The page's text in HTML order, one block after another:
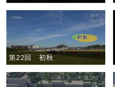
第22回 初秋